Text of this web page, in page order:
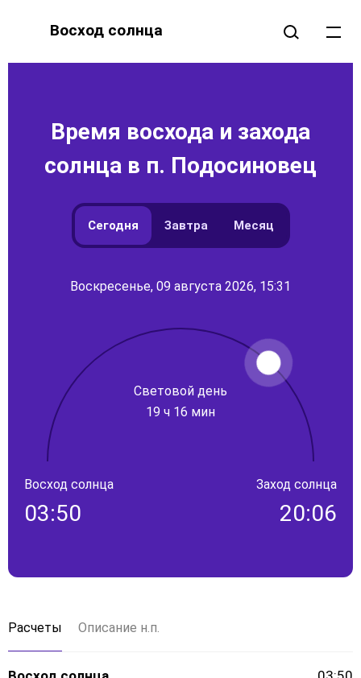
Восход солнца
Время восхода и захода
солнца в п. Подосиновец
Сегодня Завтра Месяц
Воскресенье, 09 августа 2026, 15:31
Световой день
19 ч 16 мин
Восход солнца
03:50
Заход солнца
20:06
Расчеты Описание н.п.